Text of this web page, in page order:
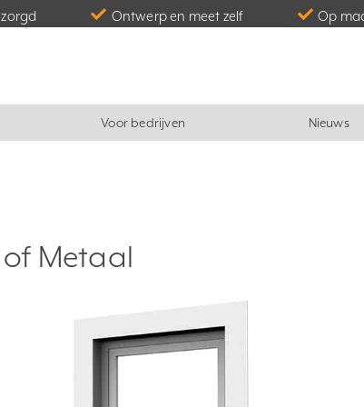
Ontwerp en meet zelf Op
Voor bedrijven Nieuws
of Metaal